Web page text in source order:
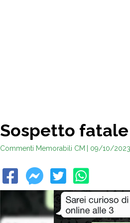
Sospetto fatale
Commenti Memorabili CM | 09/10/2023